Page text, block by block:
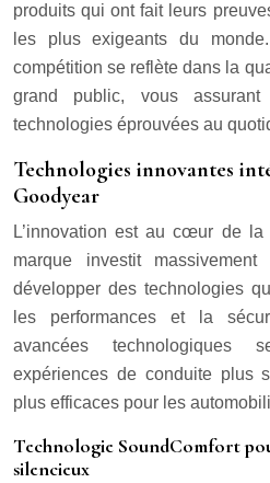
produits qui ont fait leurs
les plus exigeants du
compétition se reflète dans la
grand public, vous
technologies éprouvées au
Technologies innovantes
Goodyear
L’innovation est au cœur de la
marque investit
développer des technologies
les performances et la
avancées
expériences de conduite plus
plus efficaces pour les
Technologie SoundComfort
silencieux